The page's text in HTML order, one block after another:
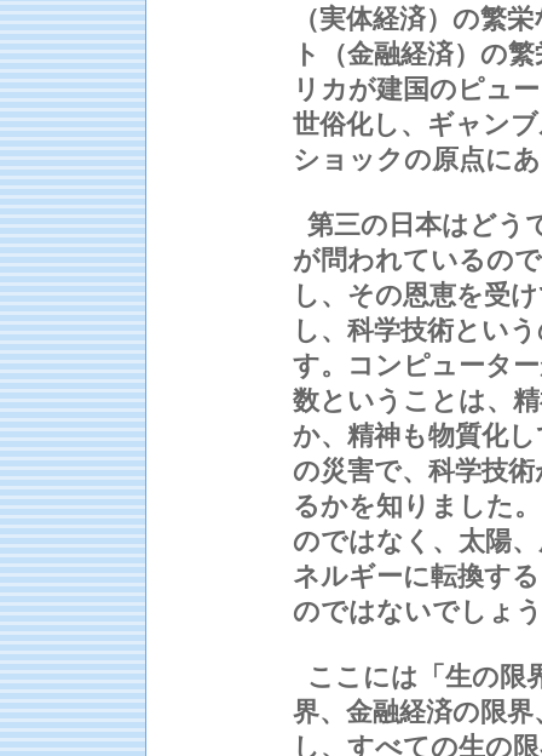
（実体経済）の繁
ト（金融経済）の
リカが建国のピュ
世俗化し、ギャン
ショックの原点に
第三の日本はどう
が問われているの
し、その恩恵を受
し、科学技術とい
す。コンピュータ
数ということは、
か、精神も物質化
の災害で、科学技
るかを知りました
のではなく、太陽
ネルギーに転換す
のではないでしょ
ここには「生の限
界、金融経済の限
し、すべての生の